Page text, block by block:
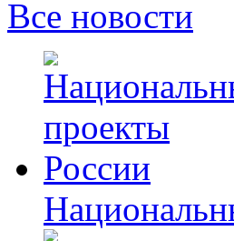
Все новости